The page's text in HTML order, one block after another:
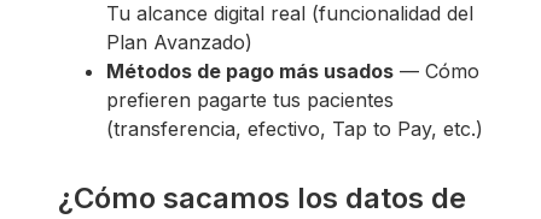
Tu alcance digital real (funcionalidad del
Plan Avanzado)
Métodos de pago más usados — Cómo
prefieren pagarte tus pacientes
(transferencia, efectivo, Tap to Pay, etc.)
¿Cómo sacamos los datos de